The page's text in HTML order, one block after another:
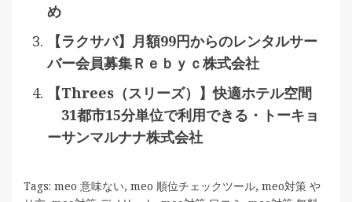
め
【ラクサバ】月額99円からのレンタルサー
バー会員募集Ｒｅｂｙｃ株式会社
【Threes（スリーズ）】快適ホテル空間
31都市15分単位で利用できる・トーキョ
ーサンマルナナ株式会社
Tags: meo 意味ない, meo 順位チェックツール, meo対策 や